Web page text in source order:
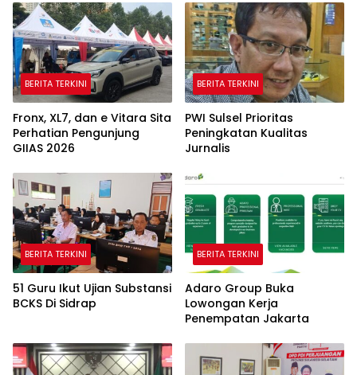
BERITA TERKINI
Fronx, XL7, dan e Vitara Sita
Perhatian Pengunjung
GIIAS 2026
BERITA TERKINI
PWI Sulsel Prioritas
Peningkatan Kualitas
Jurnalis
BERITA TERKINI
51 Guru Ikut Ujian Substansi
BCKS Di Sidrap
BERITA TERKINI
Adaro Group Buka
Lowongan Kerja
Penempatan Jakarta